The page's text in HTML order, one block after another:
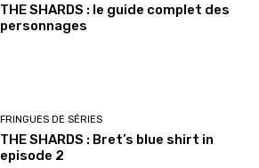
THE SHARDS : le guide complet des
personnages
FRINGUES DE SÉRIES
THE SHARDS : Bret’s blue shirt in
episode 2